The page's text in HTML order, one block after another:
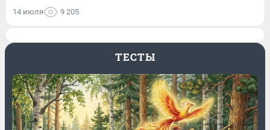
14 июля 9 205
ТЕСТЫ